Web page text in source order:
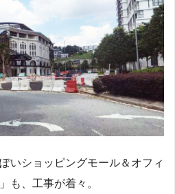
いショッピングモール＆オフィ
も、工事が着々。